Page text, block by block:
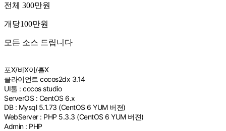
전체 300만원
개당100만원
모든 소스 드립니다
포X/바X이/홀X
클라이언트 cocos2dx 3.14
UI툴 : cocos studio
ServerOS : CentOS 6.x
DB : Mysql 5.1.73 (CentOS 6 YUM 버젼)
WebServer : PHP 5.3.3 (CentOS 6 YUM 버젼)
Admin : PHP